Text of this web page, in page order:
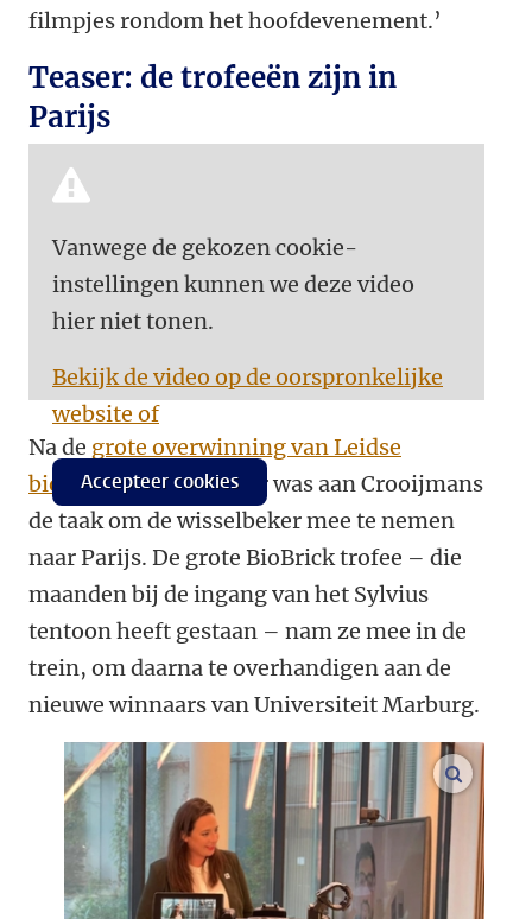
filmpjes rondom het hoofdevenement.’
Teaser: de trofeeën zijn in
Parijs
Vanwege de gekozen cookie-
instellingen kunnen we deze video
hier niet tonen.
Bekijk de video op de oorspronkelijke
website of
Accepteer cookies
Na de grote overwinning van Leidse
biologenvan vorig jaar was aan Crooijmans
de taak om de wisselbeker mee te nemen
naar Parijs. De grote BioBrick trofee – die
maanden bij de ingang van het Sylvius
tentoon heeft gestaan – nam ze mee in de
trein, om daarna te overhandigen aan de
nieuwe winnaars van Universiteit Marburg.